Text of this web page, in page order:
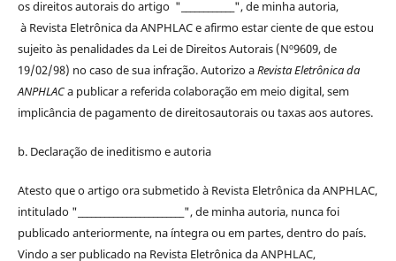
osdireitosautoraisdo artigo "____________", de minha autoria,
à Revista Eletrônica da ANPHLACe afirmo estar ciente de que estou
sujeito às penalidades da Lei de DireitosAutorais(Nº9609, de
19/02/98) no caso de sua infração. Autorizo aRevista Eletrônica da
ANPHLACa publicar a referida colaboração em meio digital, sem
implicância de pagamento dedireitosautoraisou taxas aos autores.
b. Declaração de ineditismo e autoria
Atesto que o artigo ora submetido à Revista Eletrônica da ANPHLAC,
intitulado "________________________", de minha autoria, nunca foi
publicado anteriormente, na íntegra ou em partes, dentrodo país.
Vindo a ser publicado na Revista Eletrônica da ANPHLAC,